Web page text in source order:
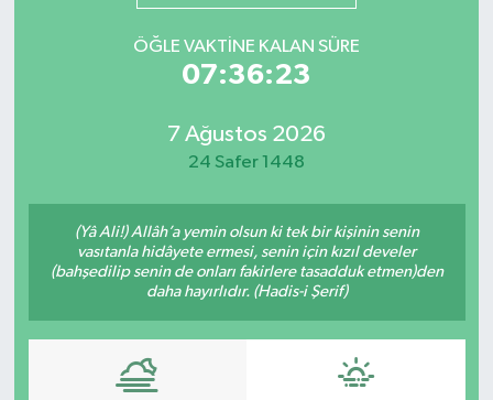
ÖĞLE VAKTİNE KALAN SÜRE
07:36:23
7 Ağustos 2026
24 Safer 1448
(Yâ Ali!) Allâh’a yemin olsun ki tek bir kişinin senin
vasıtanla hidâyete ermesi, senin için kızıl develer
(bahşedilip senin de onları fakirlere tasadduk etmen)den
daha hayırlıdır. (Hadis-i Şerif)
Süper Lig Puan Durumu ve Fikstür
Son Dakika Haberleri